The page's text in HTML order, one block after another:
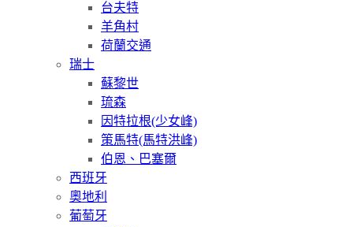
台夫特
羊角村
荷蘭交通
瑞士
蘇黎世
琉森
因特拉根(少女峰)
策馬特(馬特洪峰)
伯恩、巴塞爾
西班牙
奧地利
葡萄牙